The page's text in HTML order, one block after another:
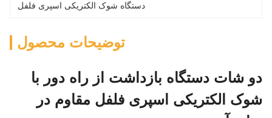
دستگاه شوک الکتریکی اسپری فلفل
توضیحات محصول
دو شات دستگاه بازداشت از راه دور با
شوک الکتریکی اسپری فلفل مقاوم در